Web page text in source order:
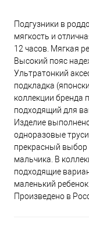
Подгузники в
мягкость и
12 часов. Мягкая
Высокий пояс
Ультратонкий
подкладка
коллекции бренда
подходящий для
Изделие
одноразовые
прекрасный выбор
мальчика. В
подходящие
маленький
Произведено в